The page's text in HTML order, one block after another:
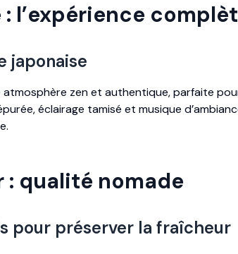
l’expérience
japonaise
zen et authentique, parfaite
éclairage tamisé et musique
: qualité nomade
pour préserver la fraîcheur